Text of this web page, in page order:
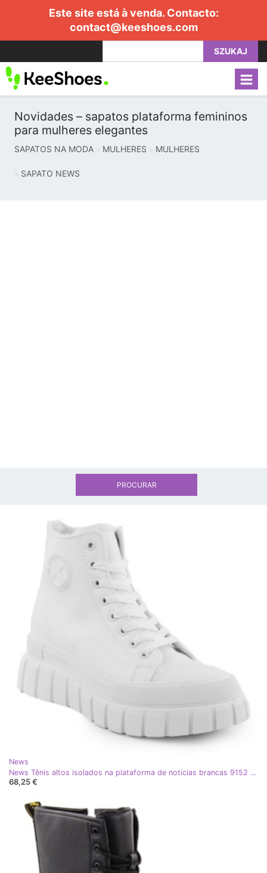
Este site está à venda. Contacto:
contact@keeshoes.com
SZUKAJ
Novidades – sapatos plataforma femininos
para mulheres elegantes
SAPATOS NA MODA MULHERES MULHERES
SAPATO NEWS
News
News Tênis altos isolados na plataforma de notícias brancas 9152 branco
68,25 €
PROCURAR